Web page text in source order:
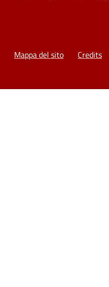
Mappa del sito Credits